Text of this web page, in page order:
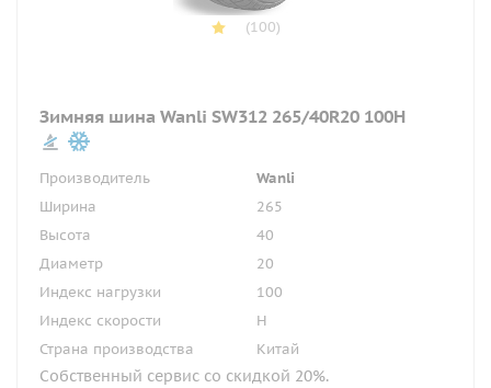
(100)
Зимняя шина Wanli SW312 265/40R20 100H
Производитель
Wanli
Ширина
265
Высота
40
Диаметр
20
Индекс нагрузки
100
Индекс скорости
H
Страна производства
Китай
Собственный сервис со скидкой 20%.